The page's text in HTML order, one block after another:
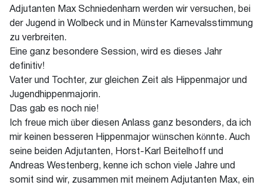
Adjutanten Max Schniedenharn werden wir versuchen, bei
der Jugend in Wolbeck und in Münster Karnevalsstimmung
zu verbreiten.
Eine ganz besondere Session, wird es dieses Jahr
definitiv!
Vater und Tochter, zur gleichen Zeit als Hippenmajor und
Jugendhippenmajorin.
Das gab es noch nie!
Ich freue mich über diesen Anlass ganz besonders, da ich
mir keinen besseren Hippenmajor wünschen könnte. Auch
seine beiden Adjutanten, Horst-Karl Beitelhoff und
Andreas Westenberg, kenne ich schon viele Jahre und
somit sind wir, zusammen mit meinem Adjutanten Max, ein